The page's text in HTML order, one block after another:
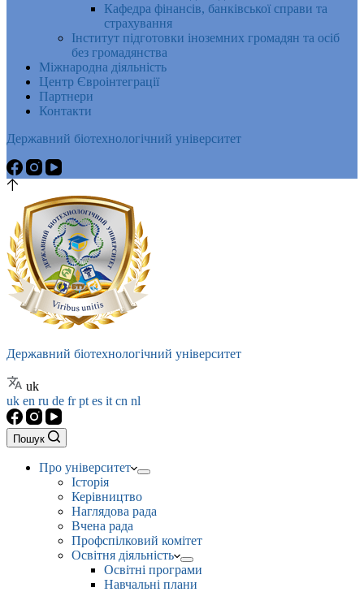
Кафедра фінансів, банківської справи та
страхування
Інститут підготовки іноземних громадян та осіб
без громадянства
Міжнародна діяльність
Центр Євроінтеграції
Партнери
Контакти
Державний біотехнологічний університет
Державний біотехнологічний університет
uk
uk en ru de frpt es it cn nl
Пошук
Про університет
Історія
Керівництво
Наглядова рада
Вчена рада
Профспілковий комітет
Освітня діяльність
Освітні програми
Навчальні плани